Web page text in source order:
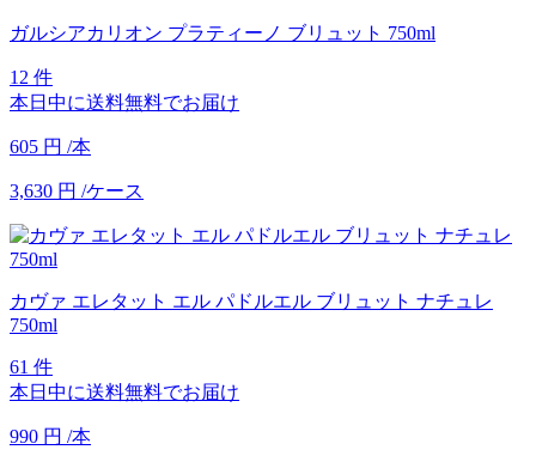
ガルシアカリオン プラティーノ ブリュット 750ml
12 件
本日中に送料無料でお届け
605 円 /本
3,630 円 /ケース
カヴァ エレタット エル パドルエル ブリュット ナチュレ
750ml
61 件
本日中に送料無料でお届け
990 円 /本